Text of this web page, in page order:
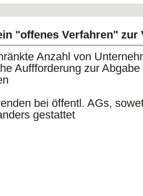
"offenes Verfahren" zur
Anzahl von
Auffforderung zur Abgabe
bei öffentl. AGs,
gestattet